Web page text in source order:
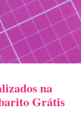
na
Grátis